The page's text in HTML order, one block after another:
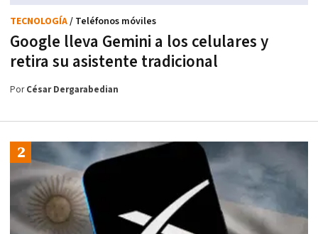
Google lleva Gemini a los celulares y
retira su asistente tradicional
TECNOLOGÍA/ Teléfonos móviles
PorCésar Dergarabedian